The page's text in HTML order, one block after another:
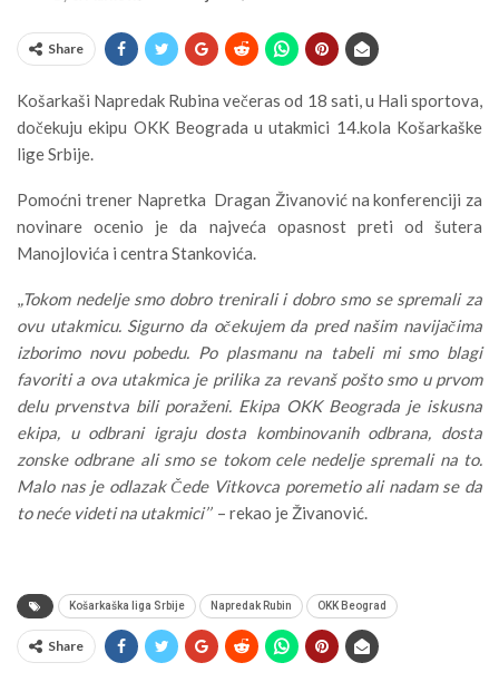
Share
Košarkaši Napredak Rubina večeras od 18 sati, u Hali sportova,
dočekuju ekipu OKK Beograda u utakmici 14.kola Košarkaške
lige Srbije.
Pomoćni trener Napretka Dragan Živanović na konferenciji za
novinare ocenio je da najveća opasnost preti od šutera
Manojlovića i centra Stankovića.
,,Tokom nedelje smo dobro trenirali i dobro smo se spremali za
ovu utakmicu. Sigurno da očekujem da pred našim navijačima
izborimo novu pobedu. Po plasmanu na tabeli mi smo blagi
favoriti a ova utakmica je prilika za revanš pošto smo u prvom
delu prvenstva bili poraženi. Ekipa OKK Beograda je iskusna
ekipa, u odbrani igraju dosta kombinovanih odbrana, dosta
zonske odbrane ali smo se tokom cele nedelje spremali na to.
Malo nas je odlazak Čede Vitkovca poremetio ali nadam se da
to neće videti na utakmici’’ – rekao je Živanović.
Košarkaška liga Srbije Napredak Rubin OKK Beograd
Share